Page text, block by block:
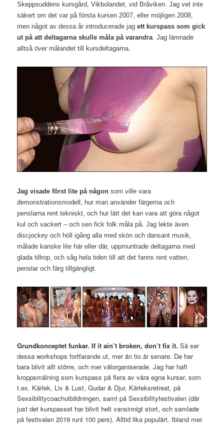
Skeppsuddens kursgård, Vikbolandet, vid Bråviken. Jag vet inte
säkert om det var på första kursen 2007, eller möjligen 2008,
men något av dessa år introducerade jagett kurspass som gick
ut på att deltagarna skulle måla på varandra. Jag lämnade
alltså över målandet till kursdeltagarna.
Jag visade först lite på någon som ville vara
demonstrationsmodell, hur man använder färgerna och
penslarna rent tekniskt, och hur lätt det kan vara att göra något
kul och vackert – och sen fick folk måla på. Jag lekte även
discjockey och höll igång alla med skön och dansant musik,
målade kanske lite här eller där, uppmuntrade deltagarna med
glada tillrop, och såg hela tiden till att det fanns rent vatten,
penslar och färg tillgängligt.
Grundkonceptet funkar. If it ain’t broken, don’t fix it. Så ser
dessa workshops fortfarande ut, mer än tio år senare. De har
bara blivit allt större, och mer välorganiserade. Jag har haft
kroppsmålning som kurspass på flera av våra egna kurser, som
t.ex. Kärlek, Liv & Lust, Gudar & Djur, Kärleksretreat, på
Sexsibilitycoachutbildningen, samt på Sexsibilityfestivalen (där
just det kurspasset har blivit helt vansinnigt stort, och samlade
på festivalen 2019 runt 100 pers). Alltid lika populärt. Ibland mer.